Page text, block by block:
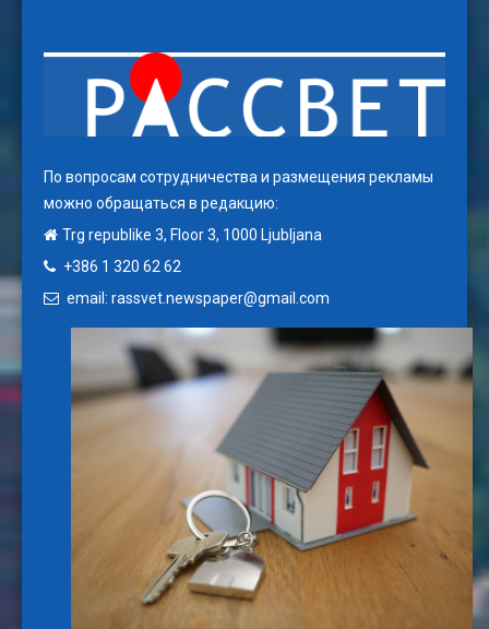
По вопросам сотрудничества и размещения рекламы
можно обращаться в редакцию:
Trg republike 3, Floor 3, 1000 Ljubljana
+386 1 320 62 62
email: rassvet.newspaper@gmail.com